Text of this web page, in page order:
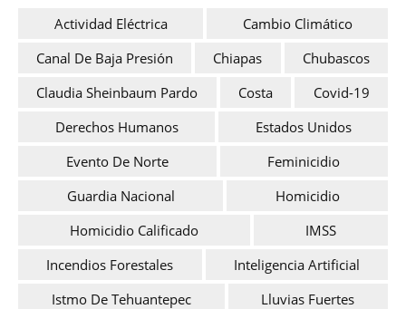
Actividad Eléctrica
Cambio Climático
Canal De Baja Presión
Chiapas
Chubascos
Claudia Sheinbaum Pardo
Costa
Covid-19
Derechos Humanos
Estados Unidos
Evento De Norte
Feminicidio
Guardia Nacional
Homicidio
Homicidio Calificado
IMSS
Incendios Forestales
Inteligencia Artificial
Istmo De Tehuantepec
Lluvias Fuertes